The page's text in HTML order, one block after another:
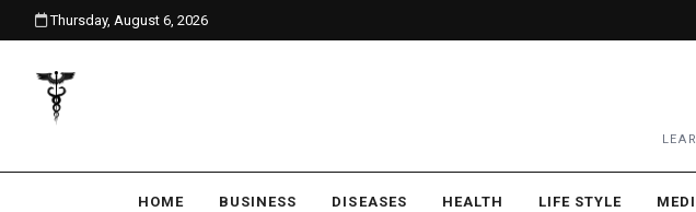
content
Thursday, August 6, 2026
HOME BUSINESS DISEASES HEALTH LIFE STYLE